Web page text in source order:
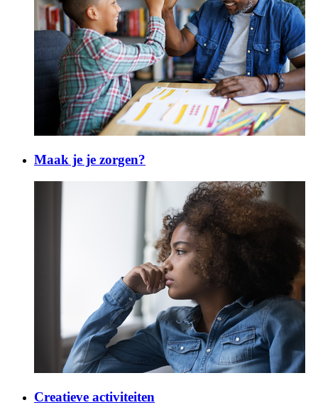
Maak je je zorgen?
Creatieve activiteiten